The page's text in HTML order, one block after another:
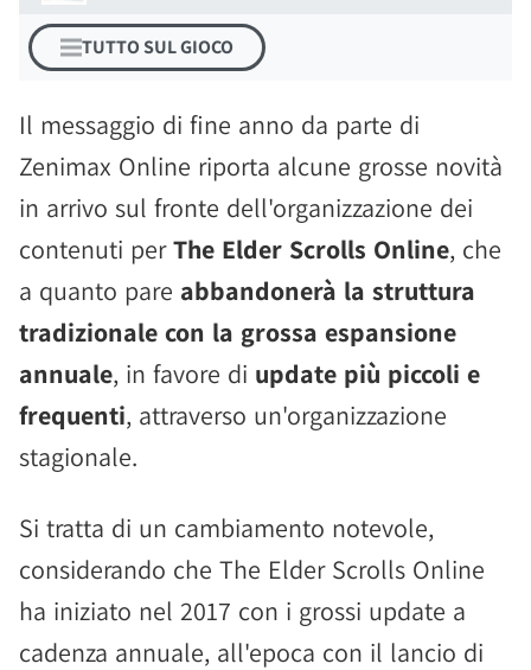
TUTTO SUL GIOCO
Il messaggio di fine anno da parte di
Zenimax Online riporta alcune grosse novità
in arrivo sul fronte dell'organizzazione dei
contenuti perThe Elder Scrolls Online, che
a quanto pare abbandonerà la struttura
tradizionale con la grossa espansione
annuale, in favore di update più piccoli e
frequenti, attraverso un'organizzazione
stagionale.
Si tratta di un cambiamento notevole,
considerando che The Elder Scrolls Online
ha iniziato nel 2017 con i grossi update a
cadenza annuale, all'epoca con il lancio di